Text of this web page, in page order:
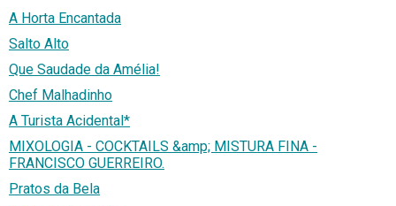
A Horta Encantada
Salto Alto
Que Saudade da Amélia!
Chef Malhadinho
A Turista Acidental*
MIXOLOGIA - COCKTAILS &amp; MISTURA FINA -
FRANCISCO GUERREIRO.
Pratos da Bela